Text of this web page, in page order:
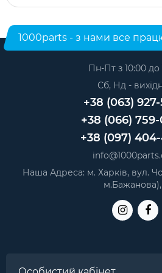
1000parts - з нами все
Пн-Пт з 10:00 до
Сб, Нд -
+38 (063)
+38 (066)
+38 (097)
Наша Адреса: м. Харків, вул.